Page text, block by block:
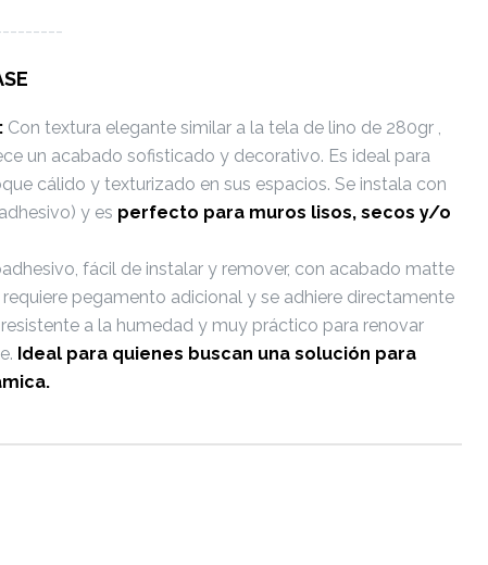
Con textura elegante similar a la tela de lino de 280gr ,
un acabado sofisticado y decorativo. Es ideal para
cálido y texturizado en sus espacios. Se instala con
y es perfecto para muros lisos, secos y/o
fácil de instalar y remover, con acabado matte
pegamento adicional y se adhiere directamente
resistente a la humedad y muy práctico para renovar
Ideal para quienes buscan una solución para